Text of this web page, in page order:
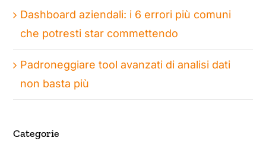
Dashboard aziendali: i 6 errori più comuni
che potresti star commettendo
Padroneggiare tool avanzati di analisi dati
non basta più
Categorie